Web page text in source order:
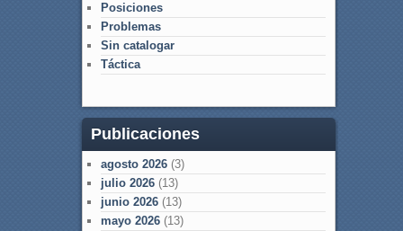
Posiciones
Problemas
Sin catalogar
Táctica
Publicaciones
agosto 2026(3)
julio 2026(13)
junio 2026(13)
mayo 2026(13)